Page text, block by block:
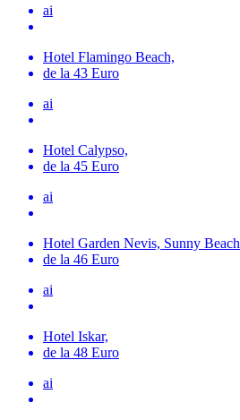
ai
Hotel Flamingo Beach,
de la 43 Euro
ai
Hotel Calypso,
de la 45 Euro
ai
Hotel Garden Nevis, Sunny Beach
de la 46 Euro
ai
Hotel Iskar,
de la 48 Euro
ai